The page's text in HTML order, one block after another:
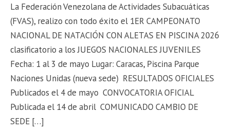
La Federación Venezolana de Actividades Subacuáticas
(FVAS), realizo con todo éxito el 1ER CAMPEONATO
NACIONAL DE NATACIÓN CON ALETAS EN PISCINA 2026
clasificatorio a los JUEGOS NACIONALES JUVENILES
Fecha: 1 al 3 de mayo Lugar: Caracas, Piscina Parque
Naciones Unidas (nueva sede) RESULTADOS OFICIALES
Publicados el 4 de mayo CONVOCATORIA OFICIAL
Publicada el 14 de abril COMUNICADO CAMBIO DE
SEDE […]